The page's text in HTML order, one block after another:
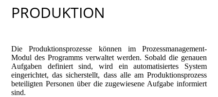
PRODUKTION
Die Produktionsprozesse können im Prozessmanagement-
Modul des Programms verwaltet werden. Sobald die genauen
Aufgaben definiert sind, wird ein automatisiertes System
eingerichtet, das sicherstellt, dass alle am Produktionsprozess
beteiligten Personen über die zugewiesene Aufgabe informiert
sind.